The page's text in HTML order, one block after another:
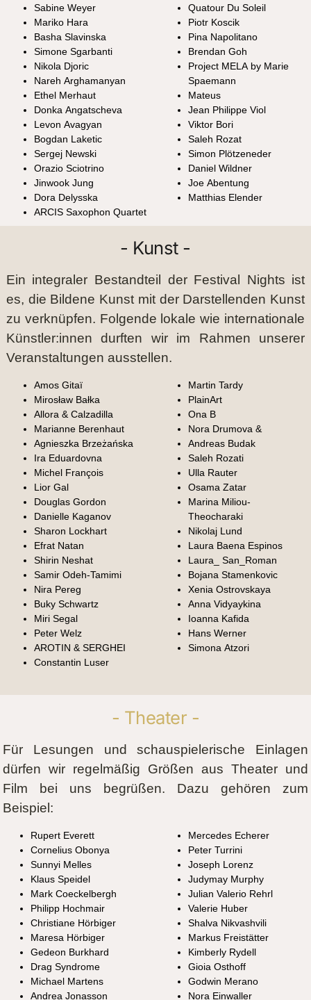
Sabine Weyer
Mariko Hara
Basha Slavinska
Simone Sgarbanti
Nikola Djoric
Nareh Arghamanyan
Ethel Merhaut
Donka Angatscheva
Levon Avagyan
Bogdan Laketic
Sergej Newski
Orazio Sciotrino
Jinwook Jung
Dora Delysska
ARCIS Saxophon Quartet
Quatour Du Soleil
Piotr Koscik
Pina Napolitano
Brendan Goh
Project MELA by Marie
Spaemann
Mateus
Jean Philippe Viol
Viktor Bori
Saleh Rozat
Simon Plötzeneder
Daniel Wildner
Joe Abentung
Matthias Elender
- Kunst -
Ein integraler Bestandteil der Festival Nights ist
es, die Bildene Kunst mit der Darstellenden Kunst
zu verknüpfen. Folgende lokale wie internationale
Künstler:innen durften wir im Rahmen unserer
Veranstaltungen ausstellen.
Amos Gitaï
Mirosław Bałka
Allora & Calzadilla
Marianne Berenhaut
Agnieszka Brzeżańska
Ira Eduardovna
Michel François
Lior Gal
Douglas Gordon
Danielle Kaganov
Sharon Lockhart
Efrat Natan
Shirin Neshat
Samir Odeh-Tamimi
Nira Pereg
Buky Schwartz
Miri Segal
Peter Welz
AROTIN & SERGHEI
Constantin Luser
Martin Tardy
PlainArt
Ona B
Nora Drumova &
Andreas Budak
Saleh Rozati
Ulla Rauter
Osama Zatar
Marina Miliou-
Theocharaki
Nikolaj Lund
Laura Baena Espinos
Laura_ San_Roman
Bojana Stamenkovic
Xenia Ostrovskaya
Anna Vidyaykina
Ioanna Kafida
Hans Werner
Simona Atzori
- Theater -
Für Lesungen und schauspielerische Einlagen
dürfen wir regelmäßig Größen aus Theater und
Film bei uns begrüßen. Dazu gehören zum
Beispiel:
Rupert Everett
Cornelius Obonya
Sunnyi Melles
Klaus Speidel
Mark Coeckelbergh
Philipp Hochmair
Christiane Hörbiger
Maresa Hörbiger
Gedeon Burkhard
Drag Syndrome
Michael Martens
Andrea Jonasson
Mercedes Echerer
Peter Turrini
Joseph Lorenz
Judymay Murphy
Julian Valerio Rehrl
Valerie Huber
Shalva Nikvashvili
Markus Freistätter
Kimberly Rydell
Gioia Osthoff
Godwin Merano
Nora Einwaller